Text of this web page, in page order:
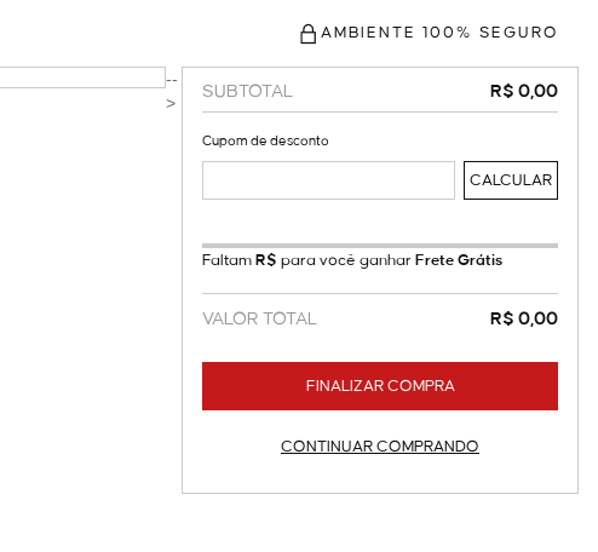
AMBIENTE 100% SEGURO
SUBTOTAL 0,00
Cupom de desconto
Faltam R$ para você ganhar Frete Grátis
VALOR TOTAL 0,00
FINALIZAR COMPRA
CONTINUAR COMPRANDO
--
>